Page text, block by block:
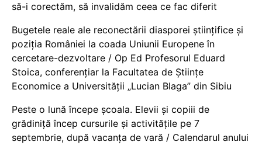
să-i corectăm, să invalidăm ceea ce fac diferit
Bugetele reale ale reconectării diasporei științifice și
poziția României la coada Uniunii Europene în
cercetare-dezvoltare / Op Ed Profesorul Eduard
Stoica, conferențiar la Facultatea de Științe
Economice a Universității „Lucian Blaga” din Sibiu
Peste o lună începe școala. Elevii și copiii de
grădiniță încep cursurile și activitățile pe 7
septembrie, după vacanța de vară / Calendarul anului